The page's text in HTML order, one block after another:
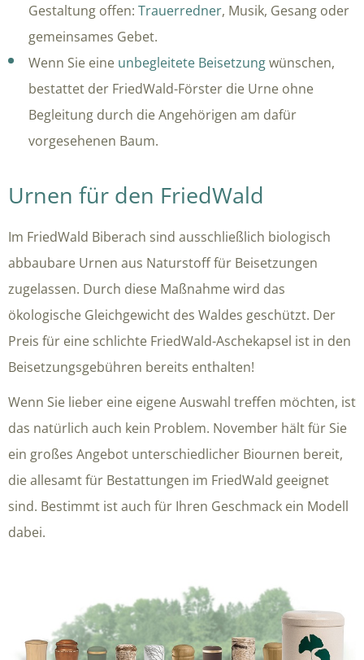
Gestaltung offen: Trauerredner, Musik, Gesang oder
gemeinsames Gebet.
Wenn Sie eine unbegleitete Beisetzungwünschen,
bestattet der FriedWald-Förster die Urne ohne
Begleitung durch die Angehörigen am dafür
vorgesehenen Baum.
Urnen für den FriedWald
Im FriedWald Biberach sind ausschließlich biologisch
abbaubare Urnen aus Naturstoff für Beisetzungen
zugelassen. Durch diese Maßnahme wird das
ökologische Gleichgewicht des Waldes geschützt. Der
Preis für eine schlichte FriedWald-Aschekapsel ist in den
Beisetzungsgebühren bereits enthalten!
Wenn Sie lieber eine eigene Auswahl treffen möchten, ist
das natürlich auch kein Problem. November hält für Sie
ein großes Angebot unterschiedlicher Biournen bereit,
die allesamt für Bestattungen im FriedWald geeignet
sind. Bestimmt ist auch für Ihren Geschmack ein Modell
dabei.